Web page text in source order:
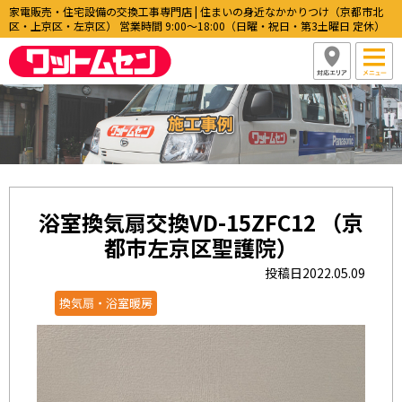
家電販売・住宅設備の交換工事専門店 | 住まいの身近なかかりつけ（京都市北
区・上京区・左京区） 営業時間 9:00〜18:00（日曜・祝日・第3土曜日 定休）
浴室換気扇交換VD-15ZFC12 （京
都市左京区聖護院）
投稿日2022.05.09
換気扇・浴室暖房